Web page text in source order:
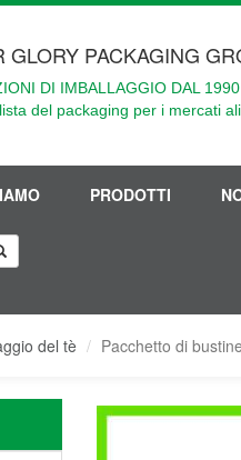
GLORY PACKAGING
DI IMBALLAGGIO DAL 1990
del packaging per i mercati
PRODOTTI
del tè Pacchetto di